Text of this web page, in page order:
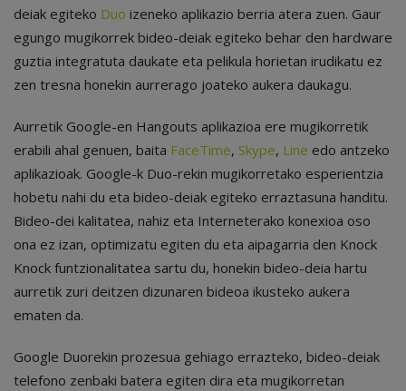
deiak egiteko Duo izeneko aplikazio berria atera zuen. Gaur
egungo mugikorrek bideo-deiak egiteko behar den hardware
guztia integratuta daukate eta pelikula horietan irudikatu ez
zen tresna honekin aurrerago joateko aukera daukagu.
Aurretik Google-en Hangouts aplikazioa ere mugikorretik
erabili ahal genuen, baita FaceTime, Skype, Line edo antzeko
aplikazioak. Google-k Duo-rekin mugikorretako esperientzia
hobetu nahi du eta bideo-deiak egiteko erraztasuna handitu.
Bideo-dei kalitatea, nahiz eta Interneterako konexioa oso
ona ez izan, optimizatu egiten du eta aipagarria den Knock
Knock funtzionalitatea sartu du, honekin bideo-deia hartu
aurretik zuri deitzen dizunaren bideoa ikusteko aukera
ematen da.
Google Duorekin prozesua gehiago errazteko, bideo-deiak
telefono zenbaki batera egiten dira eta mugikorretan